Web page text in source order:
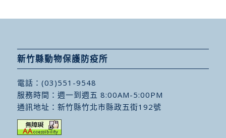
新竹縣動物保護防疫所
電話： (03)551-9548
服務時間：週一到週五 8:00AM-5:00PM
通訊地址： 新竹縣竹北市縣政五街192號